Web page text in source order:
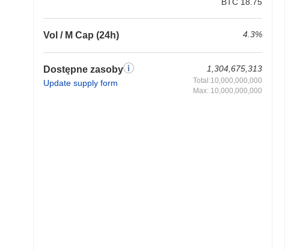
Vol / M Cap (24h) 4.3%
Dostępne zasoby
Update supply form
1,304,675,313
Total:10,000,000,000
Max: 10,000,000,000